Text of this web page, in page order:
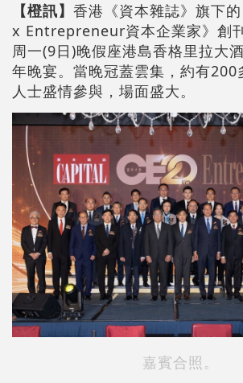
【橙訊】 香港《資本雜誌》旗下
x Entrepreneur資本企業家》創
周一(9日)晚假座港島香格里拉大
年晚宴。當晚冠蓋雲集，約有200
人士盛情參與，場面盛大。
嘉賓合照。